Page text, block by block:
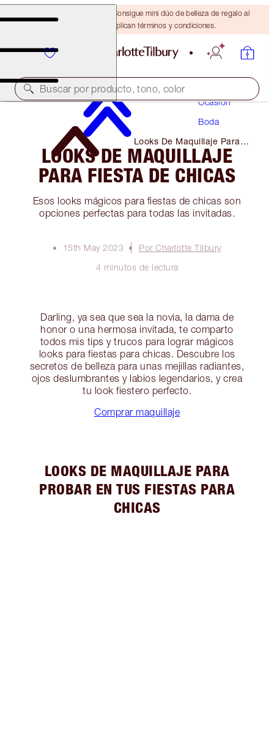
¡ÚLTIMA OPORTUNIDAD! Consigue mini dúo de belleza de regalo al
gastar $110 Se aplican términos y condiciones.
Buscar por producto, tono, color
Ocasión
Boda
Looks De Maquillaje Para
Fiesta De Chicas
LOOKS DE MAQUILLAJE
PARA FIESTA DE CHICAS
Esos looks mágicos para fiestas de chicas son
opciones perfectas para todas las invitadas.
15th May 2023
Por Charlotte Tilbury
4 minutos de lectura
Darling, ya sea que sea la novia, la dama de
honor o una hermosa invitada, te comparto
todos mis tips y trucos para lograr mágicos
looks para fiestas para chicas. Descubre los
secretos de belleza para unas mejillas radiantes,
ojos deslumbrantes y labios legendarios, y crea
tu look fiestero perfecto.
Comprar maquillaje
LOOKS DE MAQUILLAJE PARA
PROBAR EN TUS FIESTAS PARA
CHICAS